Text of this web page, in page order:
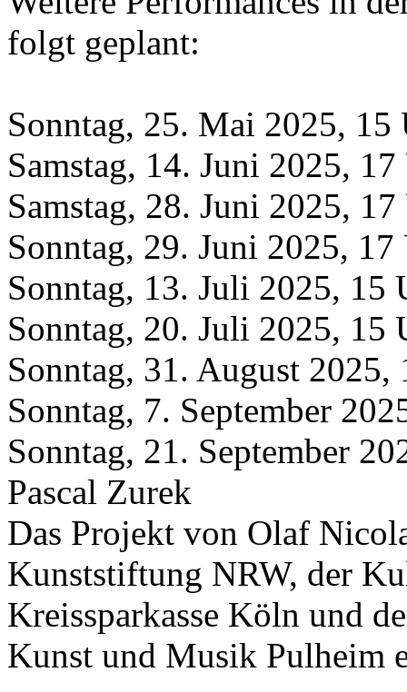
folgt geplant:
Sonntag, 25. Mai 2025,
Samstag, 14. Juni 2025,
Samstag, 28. Juni 2025,
Sonntag, 29. Juni 2025,
Sonntag, 13. Juli 2025, 15
Sonntag, 20. Juli 2025, 15
Sonntag, 31. August
Sonntag, 7. September
Sonntag, 21. September
Pascal Zurek
Das Projekt von Olaf
Kunststiftung NRW, der
Kreissparkasse Köln und
Kunst und Musik Pulheim